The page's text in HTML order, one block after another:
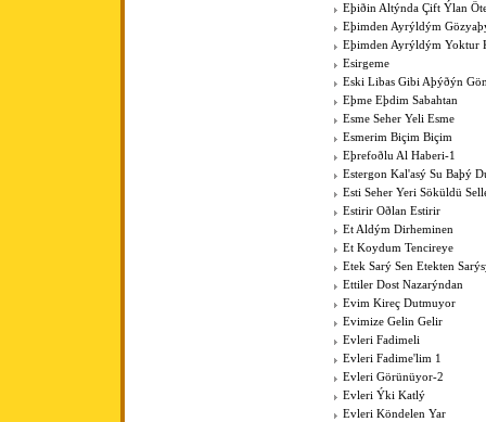
Eþiðin Altýnda Çift Ýlan
Eþimden Ayrýldým
Eþimden Ayrýldým Yoktur
Esirgeme
Eski Libas Gibi Aþýðýn
Eþme Eþdim Sabahtan
Esme Seher Yeli Esme
Esmerim Biçim Biçim
Eþrefoðlu Al Haberi-1
Estergon Kal'asý Su Baþý
Esti Seher Yeri Söküldü
Estirir Oðlan Estirir
Et Aldým Dirheminen
Et Koydum Tencireye
Etek Sarý Sen Etekten
Ettiler Dost Nazarýndan
Evim Kireç Dutmuyor
Evimize Gelin Gelir
Evleri Fadimeli
Evleri Fadime'lim 1
Evleri Görünüyor-2
Evleri Ýki Katlý
Evleri Köndelen Yar